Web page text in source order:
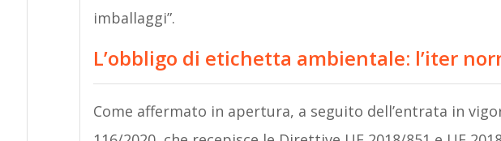
imballaggi”.
L’obbligo di etichetta ambientale: l’iter
Come affermato in apertura, a seguito dell’entrata in